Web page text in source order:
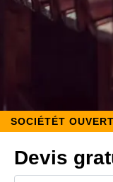
SOCIÉTÉT
Devis